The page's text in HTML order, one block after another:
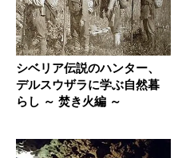
シベリア伝説のハンター、
デルスウザラに学ぶ自然暮
らし ～ 焚き火編 ～